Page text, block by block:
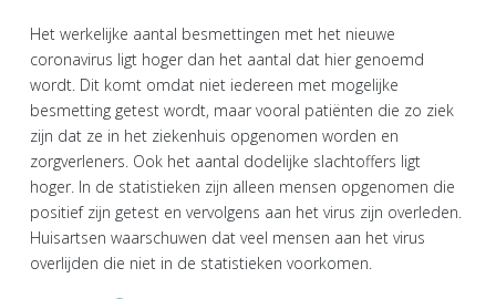
Het werkelijke aantal besmettingen met het nieuwe
coronavirus ligt hoger dan het aantal dat hier genoemd
wordt. Dit komt omdat niet iedereen met mogelijke
besmetting getest wordt, maar vooral patiënten die zo ziek
zijn dat ze in het ziekenhuis opgenomen worden en
zorgverleners. Ook het aantal dodelijke slachtoffers ligt
hoger. In de statistieken zijn alleen mensen opgenomen die
positief zijn getest en vervolgens aan het virus zijn overleden.
Huisartsen waarschuwen dat veel mensen aan het virus
overlijden die niet in de statistieken voorkomen.